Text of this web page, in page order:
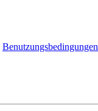
Benutzungsbedingungen